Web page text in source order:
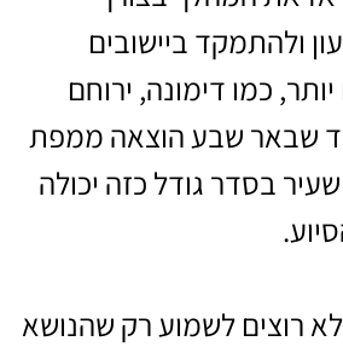
ולהתמקד ביישובים
כמו דימונה, ירוחם
שבאר שבע הוצאה ממפת
בסדר גודל כזה יכולה
רוצים לשמוע רק שהנושא